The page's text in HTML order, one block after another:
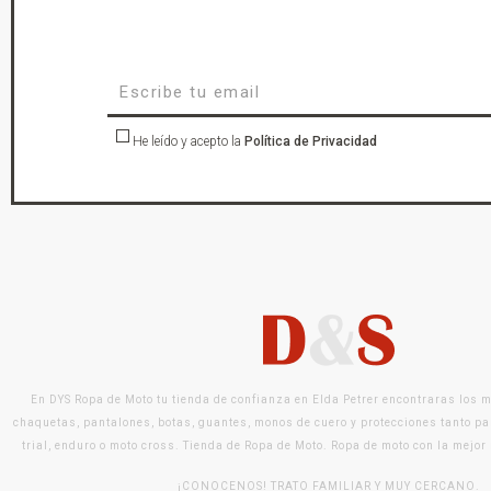
He leído y acepto la Política de Privacidad
En DYS Ropa de Moto tu tienda de confianza en Elda Petrer encontraras los
chaquetas, pantalones, botas, guantes, monos de cuero y protecciones tanto
trial, enduro o moto cross. Tienda de Ropa de Moto. Ropa de moto con la
¡CONOCENOS! TRATO FAMILIAR Y MUY CERCANO.